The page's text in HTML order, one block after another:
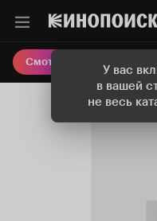
У вас
в вашей
не весь
Смотреть кино